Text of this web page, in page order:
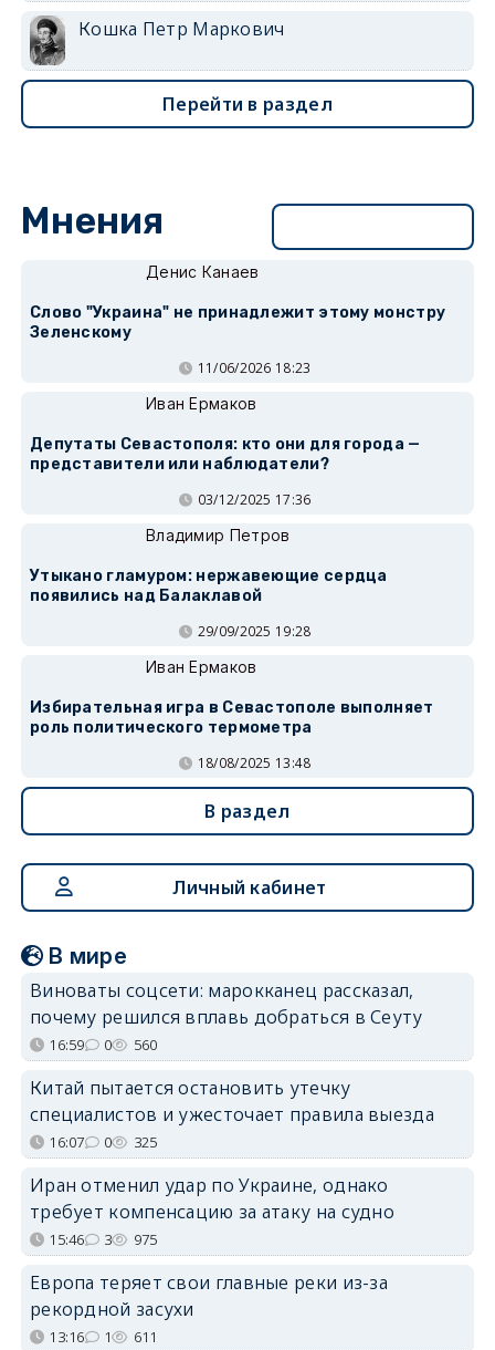
Кошка Петр Маркович
Перейти в раздел
Мнения
Денис Канаев
Слово "Украина" не принадлежит этому монстру
Зеленскому
11/06/2026 18:23
Иван Ермаков
Депутаты Севастополя: кто они для города —
представители или наблюдатели?
03/12/2025 17:36
Владимир Петров
Утыкано гламуром: нержавеющие сердца
появились над Балаклавой
29/09/2025 19:28
Иван Ермаков
Избирательная игра в Севастополе выполняет
роль политического термометра
18/08/2025 13:48
В раздел
Личный кабинет
В мире
Виноваты соцсети: марокканец рассказал,
почему решился вплавь добраться в Сеуту
16:59 0 560
Китай пытается остановить утечку
специалистов и ужесточает правила выезда
16:07 0 325
Иран отменил удар по Украине, однако
требует компенсацию за атаку на судно
15:46 3 975
Европа теряет свои главные реки из-за
рекордной засухи
13:16 1 611